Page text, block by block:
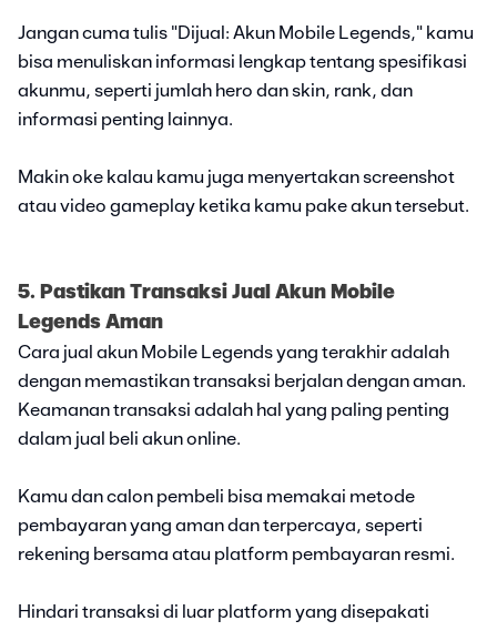
Jangan cuma tulis "Dijual: Akun Mobile Legends," kamu
bisa menuliskan informasi lengkap tentang spesifikasi
akunmu, seperti jumlah hero dan skin, rank, dan
informasi penting lainnya.
Makin oke kalau kamu juga menyertakan screenshot
atau video gameplay ketika kamu pake akun tersebut.
5. Pastikan Transaksi Jual Akun Mobile
Legends Aman
Cara jual akun Mobile Legends yang terakhir adalah
dengan memastikan transaksi berjalan dengan aman.
Keamanan transaksi adalah hal yang paling penting
dalam jual beli akun online.
Kamu dan calon pembeli bisa memakai metode
pembayaran yang aman dan terpercaya, seperti
rekening bersama atau platform pembayaran resmi.
Hindari transaksi di luar platform yang disepakati